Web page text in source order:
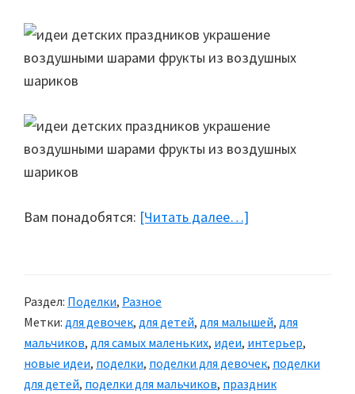
Вам понадобятся: [Читать далее…]
Раздел: Поделки, Разное
Метки: для девочек, для детей, для малышей, для
мальчиков, для самых маленьких, идеи, интерьер,
новые идеи, поделки, поделки для девочек, поделки
для детей, поделки для мальчиков, праздник